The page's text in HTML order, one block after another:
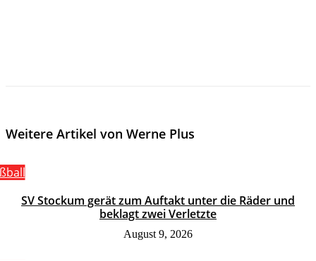
Weitere Artikel von Werne Plus
SV Stockum gerät zum Auftakt unter die Räder und
beklagt zwei Verletzte
August 9, 2026